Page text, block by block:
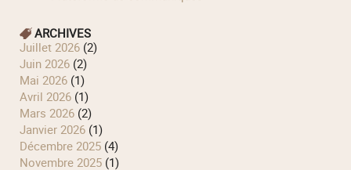
ARCHIVES
juillet 2026(2)
juin 2026(2)
mai 2026(1)
avril 2026(1)
mars 2026(2)
janvier 2026(1)
décembre 2025(4)
novembre 2025(1)